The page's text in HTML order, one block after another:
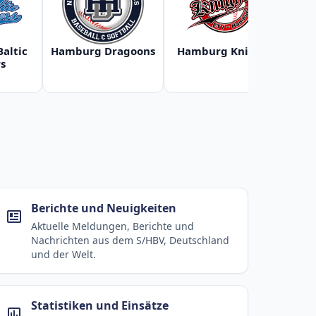
Hamburg Dragoons Hamburg Knights
Berichte und Neuigkeiten
Aktuelle Meldungen, Berichte und
Nachrichten aus dem S/HBV, Deutschland
und der Welt.
Statistiken und Einsätze